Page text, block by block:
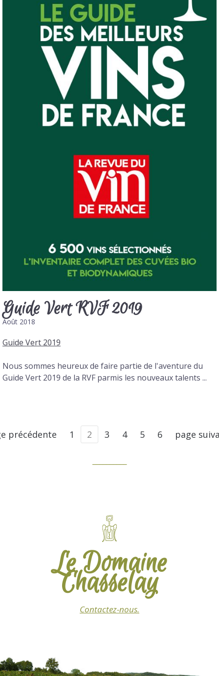
Guide Vert RVF 2019
Août 2018
Guide Vert 2019
Nous sommes heureux de faire partie de l'aventure du
Guide Vert 2019 de la RVF parmis les nouveaux talents ...
précédente 1 2 3 4 5 6 page
Le Domaine
Chasselay
Contactez-nous.